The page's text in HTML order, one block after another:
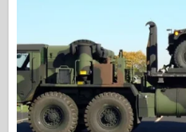
Modelado Osprey
Publicación de Osprey
Señal de escuadrón
Potencia del tanque